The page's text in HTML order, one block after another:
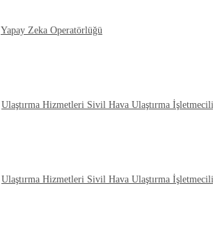
Yapay Zeka Operatörlüğü
Ulaştırma Hizmetleri Sivil Hava Ulaştırma
Ulaştırma Hizmetleri Sivil Hava Ulaştırma